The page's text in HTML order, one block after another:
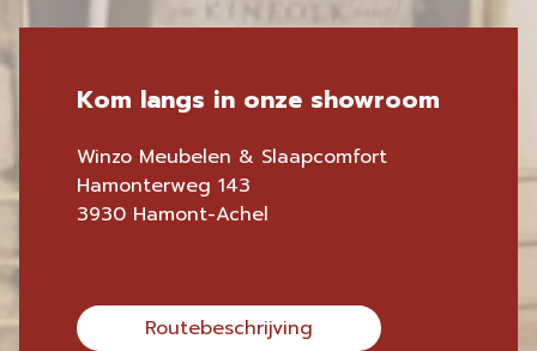
Kom langs in onze showroom
Winzo Meubelen & Slaapcomfort
Hamonterweg 143
3930 Hamont-Achel
Routebeschrijving